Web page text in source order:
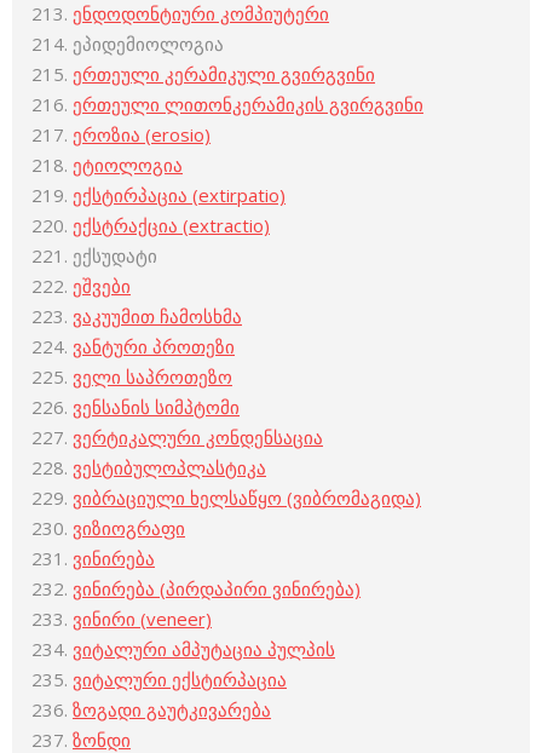
ენდოდონტიური კომპიუტერი
ეპიდემიოლოგია
ერთეული კერამიკული გვირგვინი
ერთეული ლითონკერამიკის გვირგვინი
ეროზია (erosio)
ეტიოლოგია
ექსტირპაცია (extirpatio)
ექსტრაქცია (extractio)
ექსუდატი
ეშვები
ვაკუუმით ჩამოსხმა
ვანტური პროთეზი
ველი საპროთეზო
ვენსანის სიმპტომი
ვერტიკალური კონდენსაცია
ვესტიბულოპლასტიკა
ვიბრაციული ხელსაწყო (ვიბრომაგიდა)
ვიზიოგრაფი
ვინირება
ვინირება (პირდაპირი ვინირება)
ვინირი (veneer)
ვიტალური ამპუტაცია პულპის
ვიტალური ექსტირპაცია
ზოგადი გაუტკივარება
ზონდი